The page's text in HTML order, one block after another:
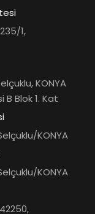
1,
KONYA
Blok 1. Kat
KONYA
KONYA